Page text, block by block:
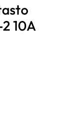
10A